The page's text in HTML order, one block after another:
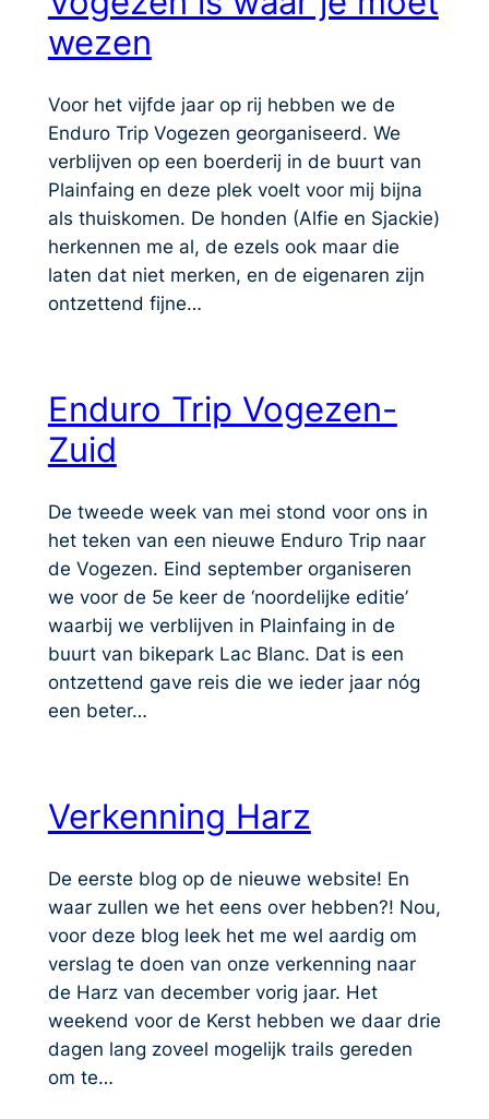
wezen
Voor het vijfde jaar op rij hebben we de
Enduro Trip Vogezen georganiseerd. We
verblijven op een boerderij in de buurt van
Plainfaing en deze plek voelt voor mij bijna
als thuiskomen. De honden (Alfie en Sjackie)
herkennen me al, de ezels ook maar die
laten dat niet merken, en de eigenaren zijn
ontzettend fijne…
Enduro Trip Vogezen-
Zuid
De tweede week van mei stond voor ons in
het teken van een nieuwe Enduro Trip naar
de Vogezen. Eind september organiseren
we voor de 5e keer de ‘noordelijke editie’
waarbij we verblijven in Plainfaing in de
buurt van bikepark Lac Blanc. Dat is een
ontzettend gave reis die we ieder jaar nóg
een beter…
Verkenning Harz
De eerste blog op de nieuwe website! En
waar zullen we het eens over hebben?! Nou,
voor deze blog leek het me wel aardig om
verslag te doen van onze verkenning naar
de Harz van december vorig jaar. Het
weekend voor de Kerst hebben we daar drie
dagen lang zoveel mogelijk trails gereden
om te…